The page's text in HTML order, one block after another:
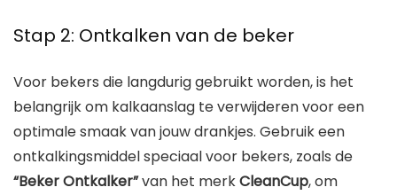
Stap 2: Ontkalken van de beker
Voor bekers die langdurig gebruikt worden, is het
belangrijk om kalkaanslag te verwijderen voor een
optimale smaak van jouw drankjes. Gebruik een
ontkalkingsmiddel speciaal voor bekers, zoals de
“Beker Ontkalker”van het merkCleanCup, om